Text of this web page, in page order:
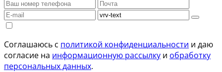
Соглашаюсь с политикой конфиденциальности и даю
согласие на информационную рассылку и обработку
персональных данных.